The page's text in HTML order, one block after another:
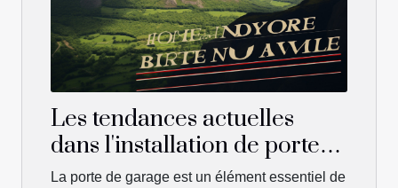
Les tendances actuelles
dans l'installation de portes
de garage à Vendôme
La porte de garage est un élément essentiel de